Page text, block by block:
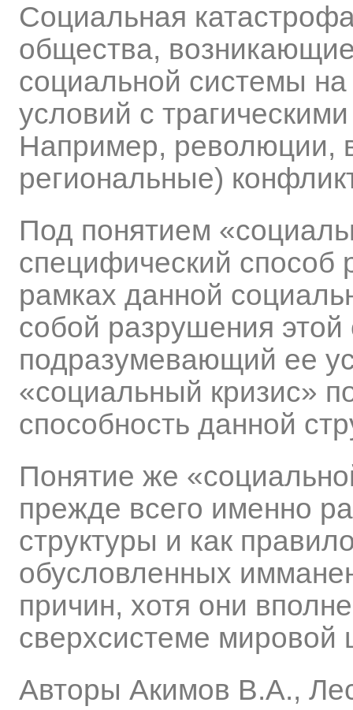
Социальная
общества,
социальной системы
условий с
Например, революции,
региональные)
Под понятием
специфический способ
рамках данной
собой разрушения этой
подразумевающий ее
«социальный кризис»
способность данной
Понятие же
прежде всего именно
структуры и как
обусловленных
причин, хотя они
сверхсистеме мировой
Авторы Акимов В.А.,